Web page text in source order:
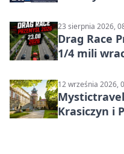
23 sierpnia 2026,
Drag Race
1/4 mili
12 września 2026,
Krasiczyn i